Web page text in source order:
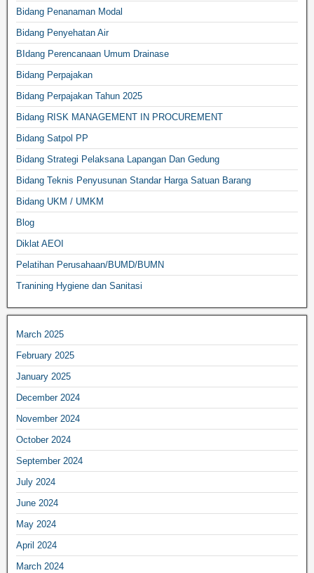
Bidang Penanaman Modal
Bidang Penyehatan Air
BIdang Perencanaan Umum Drainase
Bidang Perpajakan
Bidang Perpajakan Tahun 2025
Bidang RISK MANAGEMENT IN PROCUREMENT
Bidang Satpol PP
Bidang Strategi Pelaksana Lapangan Dan Gedung
Bidang Teknis Penyusunan Standar Harga Satuan Barang
Bidang UKM / UMKM
Blog
Diklat AEOI
Pelatihan Perusahaan/BUMD/BUMN
Tranining Hygiene dan Sanitasi
March 2025
February 2025
January 2025
December 2024
November 2024
October 2024
September 2024
July 2024
June 2024
May 2024
April 2024
March 2024